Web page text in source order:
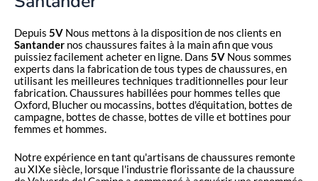
Depuis 5V Nous mettons à la disposition de nos clients en
Santander nos chaussures faites à la main afin que vous
puissiez facilement acheter en ligne. Dans 5V Nous sommes
experts dans la fabrication de tous types de chaussures, en
utilisant les meilleures techniques traditionnelles pour leur
fabrication. Chaussures habillées pour hommes telles que
Oxford, Blucher ou mocassins, bottes d'équitation, bottes de
campagne, bottes de chasse, bottes de ville et bottines pour
femmes et hommes.
Notre expérience en tant qu'artisans de chaussures remonte
au XIXe siècle, lorsque l'industrie florissante de la chaussure